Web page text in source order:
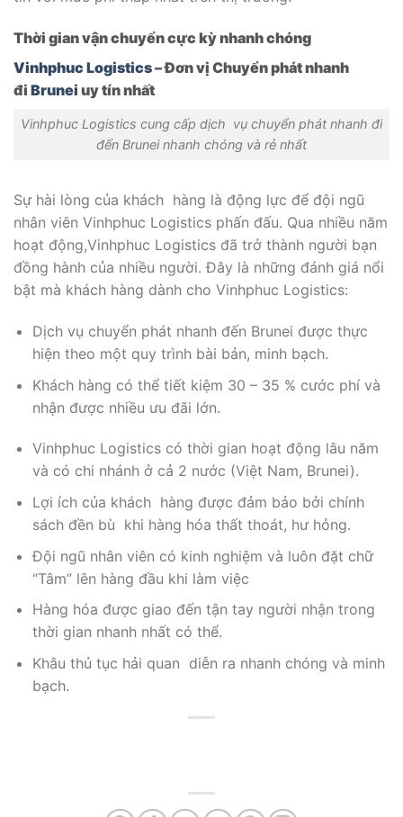
Thời gian vận chuyển cực kỳ nhanh chóng
Vinhphuc Logistics– Đơn vị Chuyển phát nhanh
đi Brunei uy tín nhất
Vinhphuc Logistics cung cấp dịch vụ chuyển phát nhanh đi
đến Brunei nhanh chóng và rẻ nhất
Sự hài lòng của khách hàng là động lực để đội ngũ
nhân viên Vinhphuc Logistics phấn đấu. Qua nhiều năm
hoạt động,Vinhphuc Logistics đã trở thành người bạn
đồng hành của nhiều người. Đây là những đánh giá nổi
bật mà khách hàng dành cho Vinhphuc Logistics:
Dịch vụ chuyển phát nhanh đến Brunei được thực
hiện theo một quy trình bài bản, minh bạch.
Khách hàng có thể tiết kiệm 30 – 35 % cước phí và
nhận được nhiều ưu đãi lớn.
Vinhphuc Logistics có thời gian hoạt động lâu năm
và có chi nhánh ở cả 2 nước (Việt Nam, Brunei).
Lợi ích của khách hàng được đảm bảo bởi chính
sách đền bù khi hàng hóa thất thoát, hư hỏng.
Đội ngũ nhân viên có kinh nghiệm và luôn đặt chữ
“Tâm” lên hàng đầu khi làm việc
Hàng hóa được giao đến tận tay người nhận trong
thời gian nhanh nhất có thể.
Khâu thủ tục hải quan diễn ra nhanh chóng và minh
bạch.